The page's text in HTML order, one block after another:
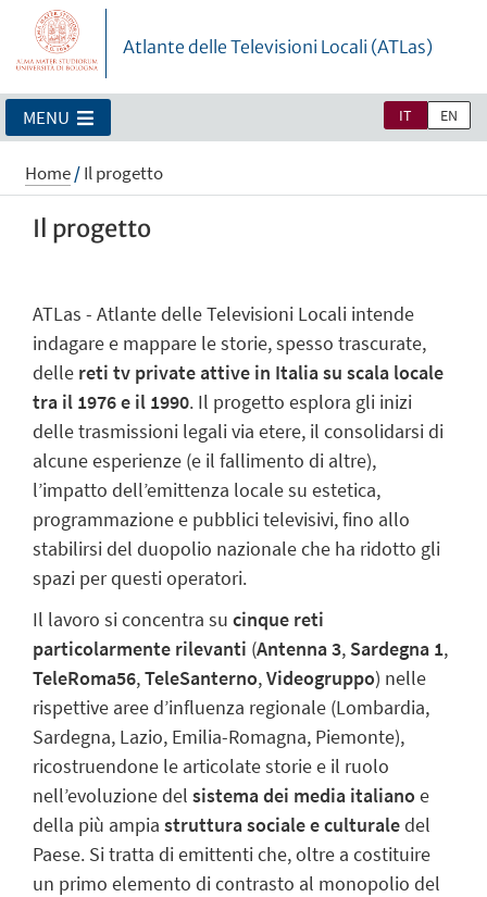
Atlante delle Televisioni Locali (ATLas)
IT EN
MENU
Home/Il progetto
Il progetto
ATLas - Atlante delle Televisioni Locali intende
indagare e mappare le storie, spesso trascurate,
delle reti tv private attive in Italia su scala locale
tra il 1976 e il 1990. Il progetto esplora gli inizi
delle trasmissioni legali via etere, il consolidarsi di
alcune esperienze (e il fallimento di altre),
l’impatto dell’emittenza locale su estetica,
programmazione e pubblici televisivi, fino allo
stabilirsi del duopolio nazionale che ha ridotto gli
spazi per questi operatori.
Il lavoro si concentra su cinque reti
particolarmente rilevanti (Antenna 3, Sardegna 1,
TeleRoma56,TeleSanterno,Videogruppo) nelle
rispettive aree d’influenza regionale (Lombardia,
Sardegna, Lazio, Emilia-Romagna, Piemonte),
ricostruendone le articolate storie e il ruolo
nell’evoluzione del sistema dei media italianoe
della più ampia struttura sociale e culturaledel
Paese. Si tratta di emittenti che, oltre a costituire
un primo elemento di contrasto al monopolio del